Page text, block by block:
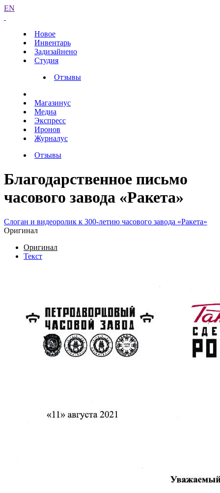
EN
Новое
Инвентарь
Задизайнено
Студия
Отзывы
Магазинус
Медиа
Экспресс
Иронов
Журналус
Отзывы
Благодарственное письмо
часового завода «Ракета»
Cлоган и видеоролик к 300-летию часового завода «Ракета»
Оригинал
Оригинал
Текст